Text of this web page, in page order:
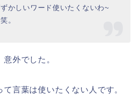
ずかしいワード使いたくないわ~
。
外でした。
言葉は使いたくない人です。